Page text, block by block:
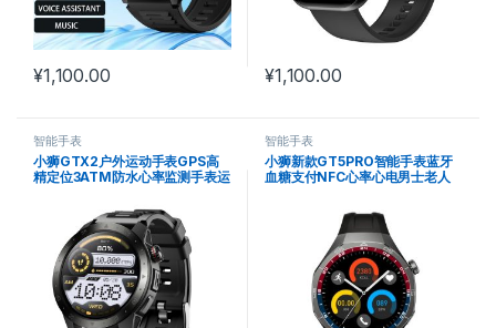
¥1,100.00 ¥1,100.00
智能手表
小狮GTX2户外运动手表GPS高
精定位3ATM防水心率监测手表运
智能手表
小狮新款GT5PRO智能手表蓝牙
血糖支付NFC心率心电男士老人